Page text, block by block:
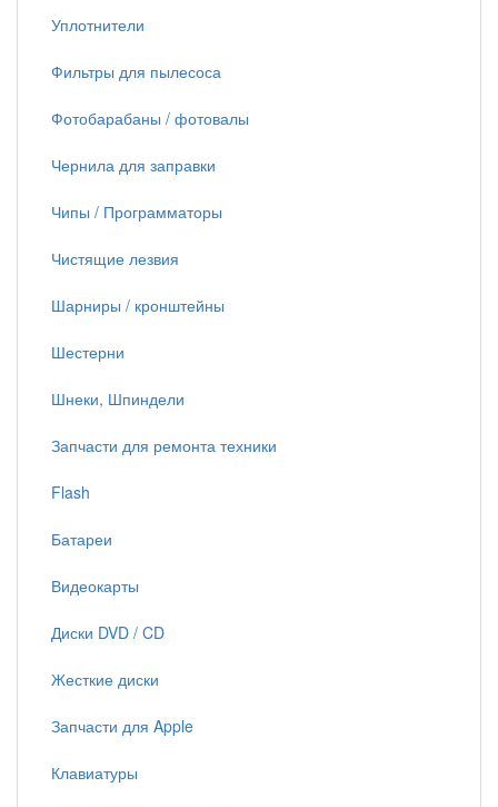
Уплотнители
Фильтры для пылесоса
Фотобарабаны / фотовалы
Чернила для заправки
Чипы / Программаторы
Чистящие лезвия
Шарниры / кронштейны
Шестерни
Шнеки, Шпиндели
Запчасти для ремонта техники
Flash
Батареи
Видеокарты
Диски DVD / CD
Жесткие диски
Запчасти для Apple
Клавиатуры